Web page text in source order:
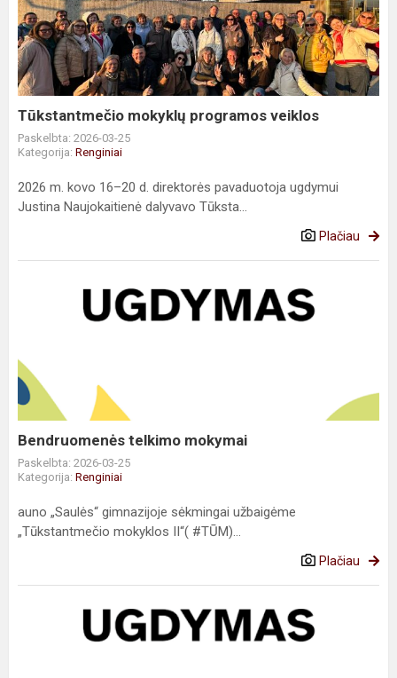
programos
veiklos
Tūkstantmečio mokyklų programos veiklos
Paskelbta: 2026-03-25
Kategorija: Renginiai
2026 m. kovo 16–20 d. direktorės pavaduotoja ugdymui
Justina Naujokaitienė dalyvavo Tūksta...
Plačiau
Bendruomenės
Bendruomenės telkimo mokymai
Paskelbta: 2026-03-25
Kategorija: Renginiai
auno „Saulės“ gimnazijoje sėkmingai užbaigėme
„Tūkstantmečio mokyklos II“( #TŪM)...
Plačiau
#TŪM programos